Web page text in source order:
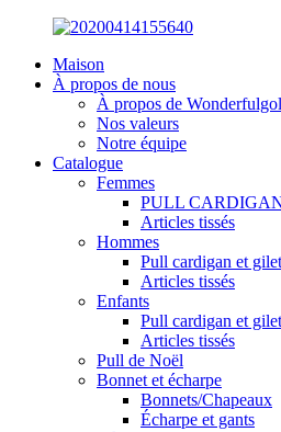
Maison
À propos de nous
À propos de
Nos valeurs
Notre équipe
Catalogue
Femmes
PULL
Articles tissés
Hommes
Pull cardigan et gilet
Articles tissés
Enfants
Pull cardigan et gilet
Articles tissés
Pull de Noël
Bonnet et écharpe
Bonnets/Chapeaux
Écharpe et gants